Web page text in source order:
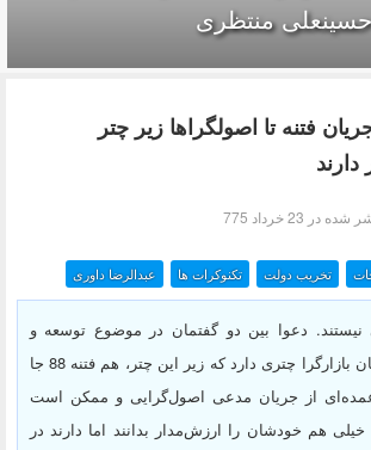
منتظری
فتنه تا اصولگراها زیر چتر
دارند
در 23 خرداد 775
تخریب دولت تکنوکرات ها عبدالرضا داوری
نیستند. دعوا بین دو گفتمان در موضوع توسعه و
پیشرفت است؛ گفتمان بازارگرا چتری دارد که زیر این چتر، هم فتنه 88 جا
از جریان مدعی اصول‌گرایی و ممکن است
هم خودشان را ارزش‌مدار بدانند اما دارند در